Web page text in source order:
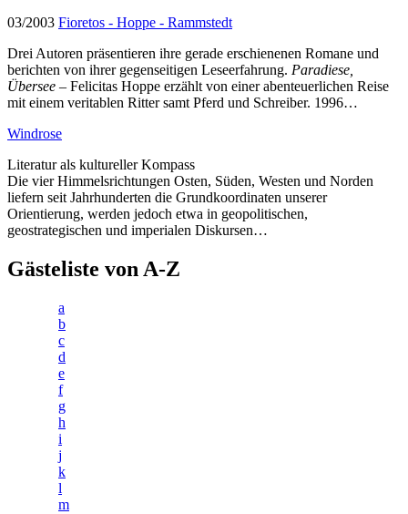
03/2003 Fioretos - Hoppe - Rammstedt
Drei Autoren präsentieren ihre gerade erschienenen Romane und
berichten von ihrer gegenseitigen Leseerfahrung. Paradiese,
Übersee – Felicitas Hoppe erzählt von einer abenteuerlichen Reise
mit einem veritablen Ritter samt Pferd und Schreiber. 1996…
Windrose
Literatur als kultureller Kompass
Die vier Himmelsrichtungen Osten, Süden, Westen und Norden
liefern seit Jahrhunderten die Grundkoordinaten unserer
Orientierung, werden jedoch etwa in geopolitischen,
geostrategischen und imperialen Diskursen…
Gästeliste von A-Z
a
b
c
d
e
f
g
h
i
j
k
l
m